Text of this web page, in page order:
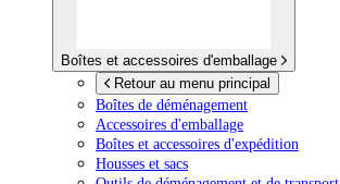
Boîtes et accessoires d'emballage
Retour au menu principal
Boîtes de déménagement
Accessoires d'emballage
Boîtes et accessoires d'expédition
Housses et sacs